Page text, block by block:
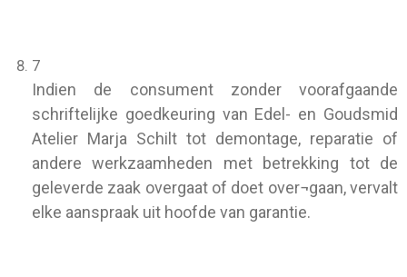
7
Indien de consument zonder voorafgaande
schriftelijke goedkeuring van Edel- en Goudsmid
Atelier Marja Schilt tot demontage, reparatie of
andere werkzaamheden met betrekking tot de
geleverde zaak overgaat of doet over¬gaan, vervalt
elke aanspraak uit hoofde van garantie.